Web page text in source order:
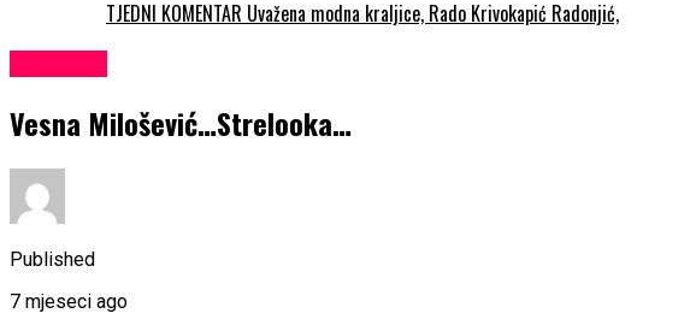
TJEDNI KOMENTAR Uvažena modna kraljice, Rado Krivokapić Radonjić,
Vesna Milošević…Strelooka…
Published
7 mjeseci ago